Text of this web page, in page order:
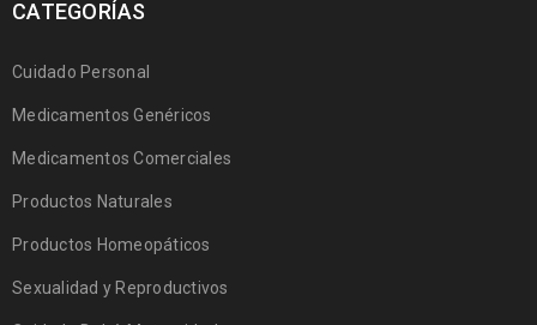
CATEGORÍAS
Cuidado Personal
Medicamentos Genéricos
Medicamentos Comerciales
Productos Naturales
Productos Homeopáticos
Sexualidad y Reproductivos